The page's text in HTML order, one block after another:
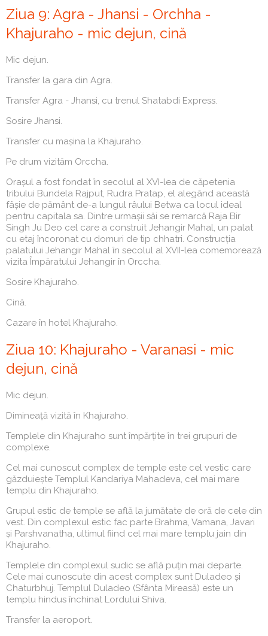
Ziua 9: Agra - Jhansi - Orchha -
Khajuraho - mic dejun, cină
Mic dejun.
Transfer la gara din Agra.
Transfer Agra - Jhansi, cu trenul Shatabdi Express.
Sosire Jhansi.
Transfer cu mașina la Khajuraho.
Pe drum vizităm Orccha.
Orașul a fost fondat în secolul al XVI-lea de căpetenia
tribului Bundela Rajput, Rudra Pratap, el alegând această
fâșie de pământ de-a lungul râului Betwa ca locul ideal
pentru capitala sa. Dintre urmașii săi se remarcă Raja Bir
Singh Ju Deo cel care a construit Jehangir Mahal, un palat
cu etaj încoronat cu domuri de tip chhatri. Construcția
palatului Jehangir Mahal în secolul al XVII-lea comemorează
vizita Împăratului Jehangir în Orccha.
Sosire Khajuraho.
Cină.
Cazare în hotel Khajuraho.
Ziua 10: Khajuraho - Varanasi - mic
dejun, cină
Mic dejun.
Dimineață vizită în Khajuraho.
Templele din Khajuraho sunt împărțite în trei grupuri de
complexe.
Cel mai cunoscut complex de temple este cel vestic care
găzduiește Templul Kandariya Mahadeva, cel mai mare
templu din Khajuraho.
Grupul estic de temple se află la jumătate de oră de cele din
vest. Din complexul estic fac parte Brahma, Vamana, Javari
și Parshvanatha, ultimul fiind cel mai mare templu jain din
Khajuraho.
Templele din complexul sudic se află puțin mai departe.
Cele mai cunoscute din acest complex sunt Duladeo și
Chaturbhuj. Templul Duladeo (Sfânta Mireasă) este un
templu hindus închinat Lordului Shiva.
Transfer la aeroport.